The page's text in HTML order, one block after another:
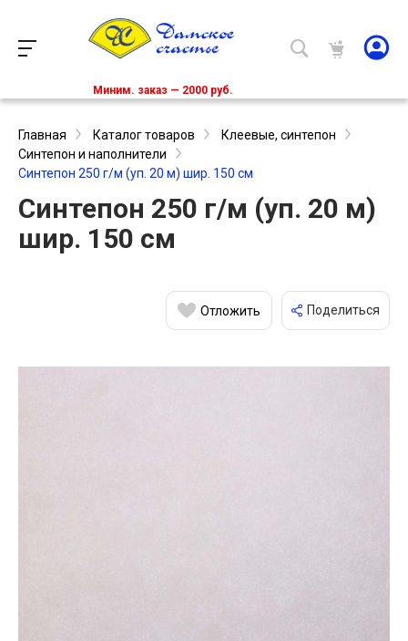
Миним. заказ — 2000 руб.
Главная Каталог товаров
Клеевые, синтепон
Синтепон и наполнители
Синтепон 250 г/м (уп. 20 м) шир. 150 см
Синтепон 250 г/м (уп. 20 м)
шир. 150 см
Отложить Поделиться